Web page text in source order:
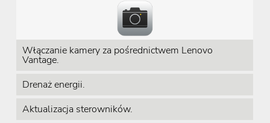
Włączanie kamery za pośrednictwem Lenovo
Vantage.
Drenaż energii.
Aktualizacja sterowników.